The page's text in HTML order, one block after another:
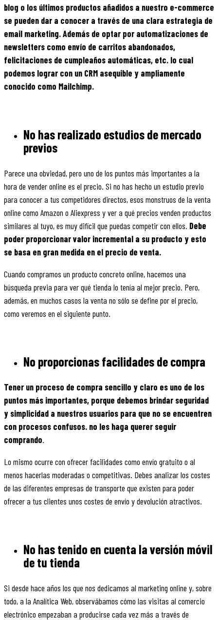
blog o los últimos productos añadidos a nuestro e-commerce
se pueden dar a conocer a través de una clara estrategia de
email marketing. Además de optar por automatizaciones de
newsletters como envío de carritos abandonados,
felicitaciones de cumpleaños automáticas, etc. lo cual
podemos lograr con un CRM asequible y ampliamente
conocido como Mailchimp.
No has realizado estudios de mercado
previos
Parece una obviedad, pero uno de los puntos más importantes a la
hora de vender online es el precio. Si no has hecho un estudio previo
para conocer a tus competidores directos, esos monstruos de la venta
online como Amazon o Aliexpress y ver a qué precios venden productos
similares al tuyo, es muy difícil que puedas competir con ellos. Debe
poder proporcionar valor incremental a su producto y esto
se basa en gran medida en el precio de venta.
Cuando compramos un producto concreto online, hacemos una
búsqueda previa para ver qué tienda lo tenía al mejor precio. Pero,
además, en muchos casos la venta no sólo se define por el precio,
como veremos en el siguiente punto.
No proporcionas facilidades de compra
Tener un proceso de compra sencillo y claro es uno de los
puntos más importantes, porque debemos brindar seguridad
y simplicidad a nuestros usuarios para que no se encuentren
con procesos confusos. no les haga querer seguir
comprando.
Lo mismo ocurre con ofrecer facilidades como envío gratuito o al
menos hacerlas moderadas o competitivas. Debes analizar los costes
de las diferentes empresas de transporte que existen para poder
ofrecer a tus clientes unos costes de envío y devolución atractivos.
No has tenido en cuenta la versión móvil
de tu tienda
Si desde hace años los que nos dedicamos al marketing online y, sobre
todo, a la Analítica Web, observábamos cómo las visitas al comercio
electrónico empezaban a producirse cada vez más a través de